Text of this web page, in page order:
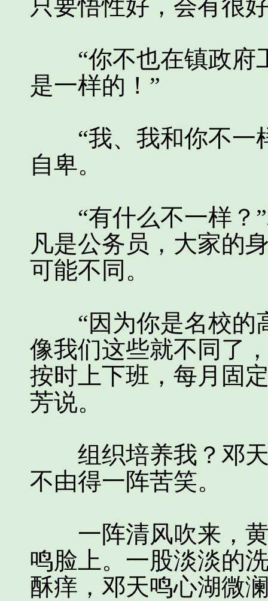
只要悟性好，会有很
“你不也在镇政府
是一样的！”
“我、我和你不一
自卑。
“有什么不一样？”
凡是公务员，大家的
可能不同。
“因为你是名校的
像我们这些就不同了
按时上下班，每月固
芳说。
组织培养我？邓天
不由得一阵苦笑。
一阵清风吹来，黄
鸣脸上。一股淡淡的
酥痒，邓天鸣心湖微